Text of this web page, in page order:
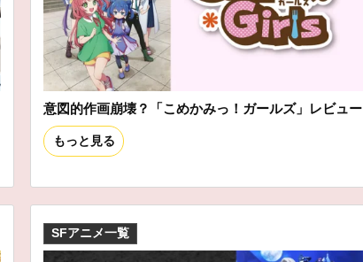
意図的作画崩壊？「こめかみっ！ガールズ」レビュー
もっと見る
SFアニメ一覧